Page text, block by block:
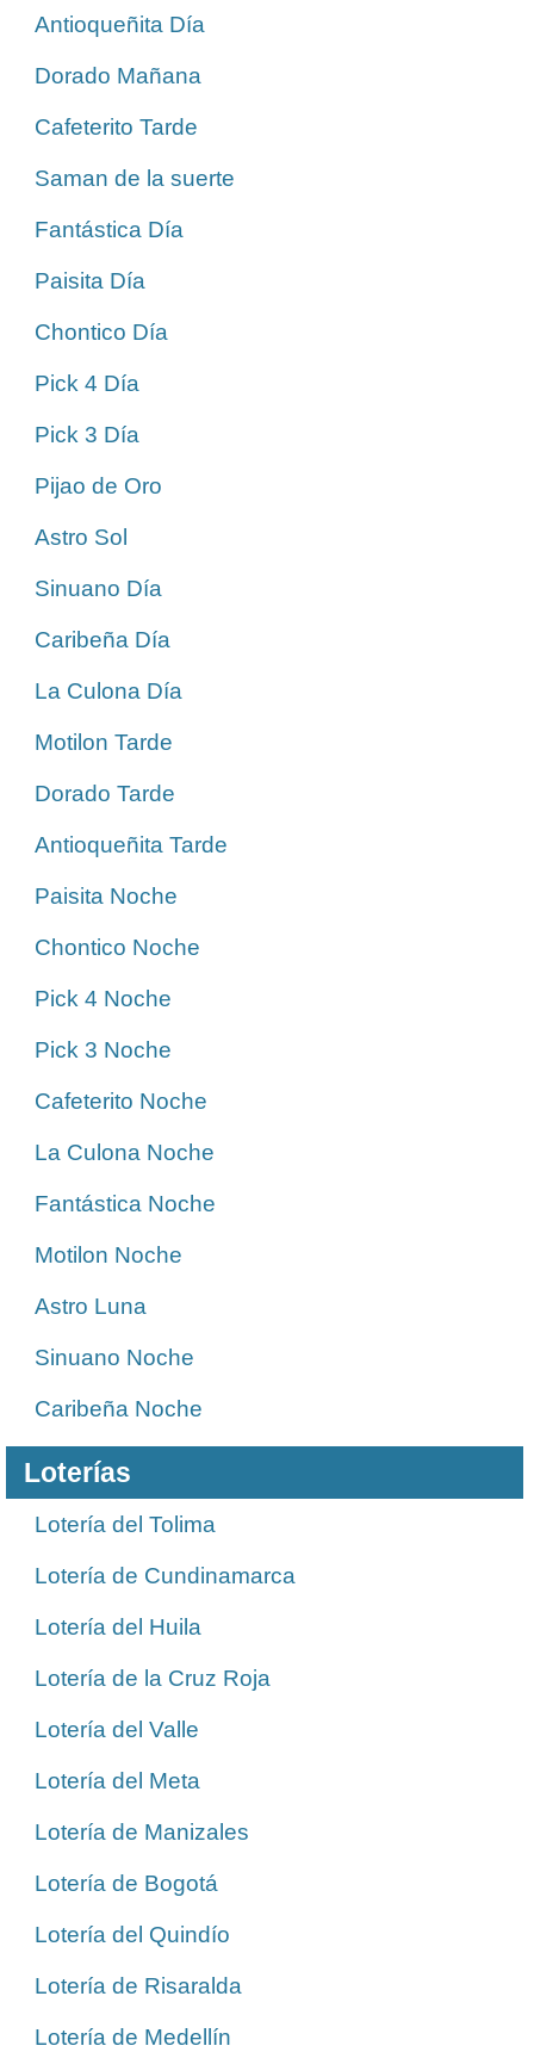
Antioqueñita Día
Dorado Mañana
Cafeterito Tarde
Saman de la suerte
Fantástica Día
Paisita Día
Chontico Día
Pick 4 Día
Pick 3 Día
Pijao de Oro
Astro Sol
Sinuano Día
Caribeña Día
La Culona Día
Motilon Tarde
Dorado Tarde
Antioqueñita Tarde
Paisita Noche
Chontico Noche
Pick 4 Noche
Pick 3 Noche
Cafeterito Noche
La Culona Noche
Fantástica Noche
Motilon Noche
Astro Luna
Sinuano Noche
Caribeña Noche
Loterías
Lotería del Tolima
Lotería de Cundinamarca
Lotería del Huila
Lotería de la Cruz Roja
Lotería del Valle
Lotería del Meta
Lotería de Manizales
Lotería de Bogotá
Lotería del Quindío
Lotería de Risaralda
Lotería de Medellín